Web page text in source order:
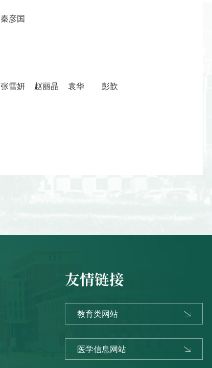
秦彦国
张雪妍 赵丽晶 袁华
彭歆
友情链接
教育类网站
医学信息网站